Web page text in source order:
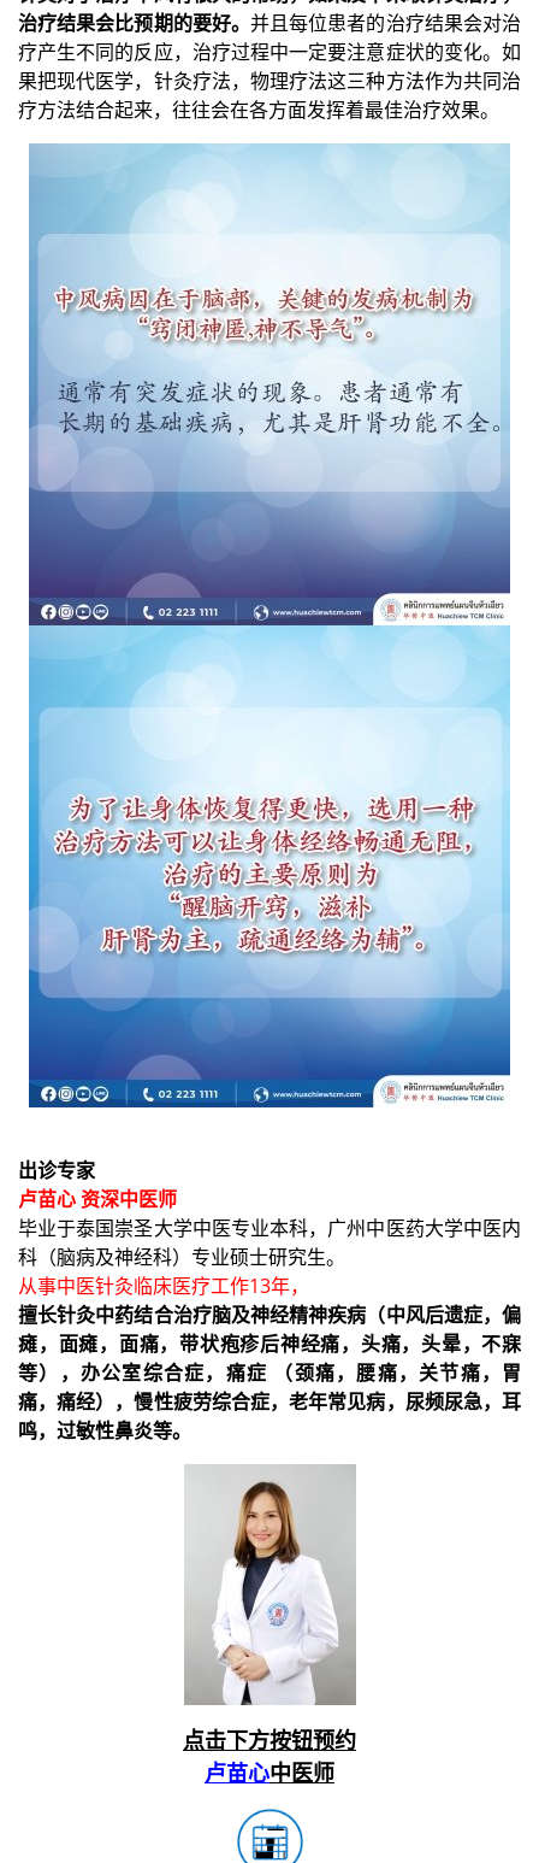
治疗结果会比预期的要好。 并且每位患者的治疗结果会对治
疗产生不同的反应，治疗过程中一定要注意症状的变化。如
果把现代医学，针灸疗法，物理疗法这三种方法作为共同治
疗方法结合起来，往往会在各方面发挥着最佳治疗效果。
出诊专家
卢苗心 资深中医师
毕业于泰国崇圣大学中医专业本科，广州中医药大学中医内
科（脑病及神经科）专业硕士研究生。
从事中医针灸临床医疗工作13年，
擅长针灸中药结合治疗脑及神经精神疾病（中风后遗症，偏
瘫，面瘫，面痛，带状疱疹后神经痛，头痛，头晕，不寐
等），办公室综合症，痛症 （颈痛，腰痛，关节痛，胃
痛，痛经），慢性疲劳综合症，老年常见病，尿频尿急，耳
鸣，过敏性鼻炎等。
点击下方按钮预约
卢苗心中医师